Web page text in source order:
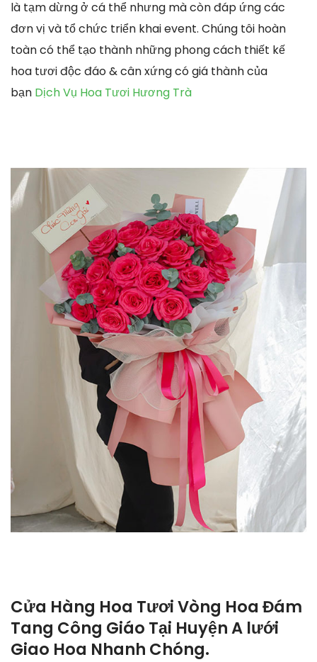
là tạm dừng ở cá thể nhưng mà còn đáp ứng các
đơn vị và tổ chức triển khai event. Chúng tôi hoàn
toàn có thể tạo thành những phong cách thiết kế
hoa tươi độc đáo & cân xứng có giá thành của
bạn Dịch Vụ Hoa Tươi Hương Trà
Cửa Hàng Hoa Tươi Vòng Hoa Đám
Tang Công Giáo Tại Huyện A lưới
Giao Hoa Nhanh Chóng.